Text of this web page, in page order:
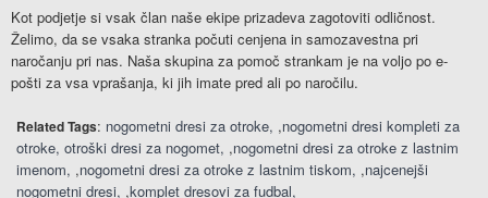
Kot podjetje si vsak član naše ekipe prizadeva zagotoviti odličnost.
Želimo, da se vsaka stranka počuti cenjena in samozavestna pri
naročanju pri nas. Naša skupina za pomoč strankam je na voljo po e-
pošti za vsa vprašanja, ki jih imate pred ali po naročilu.
Related Tags: nogometni dresi za otroke ,nogometni dresi kompleti za
otroke otroški dresi za nogomet ,nogometni dresi za otroke z lastnim
imenom ,nogometni dresi za otroke z lastnim tiskom ,najcenejši
nogometni dresi ,komplet dresovi za fudbal